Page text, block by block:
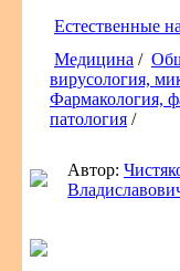
Естественные
Медицина /
вирусология,
Фармакология,
патология /
Автор: